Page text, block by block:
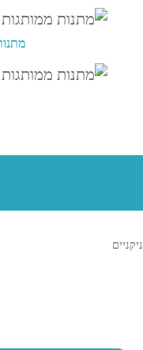
ניקניים